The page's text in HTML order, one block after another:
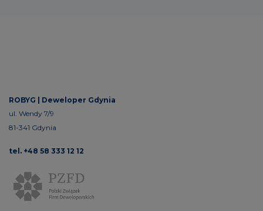
ROBYG | Deweloper Gdynia
ul. Wendy 7/9
81-341 Gdynia
tel. +48 58 333 12 12